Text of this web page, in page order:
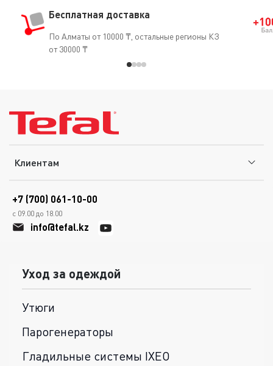
Бесплатная доставка
По Алматы от 10000 ₸, остальные регионы КЗ
от 30000 ₸
Клиентам
+7 (700) 061-10-00
с 09.00 до 18.00
info@tefal.kz
Уход за одеждой
Утюги
Парогенераторы
Гладильные системы IXEO